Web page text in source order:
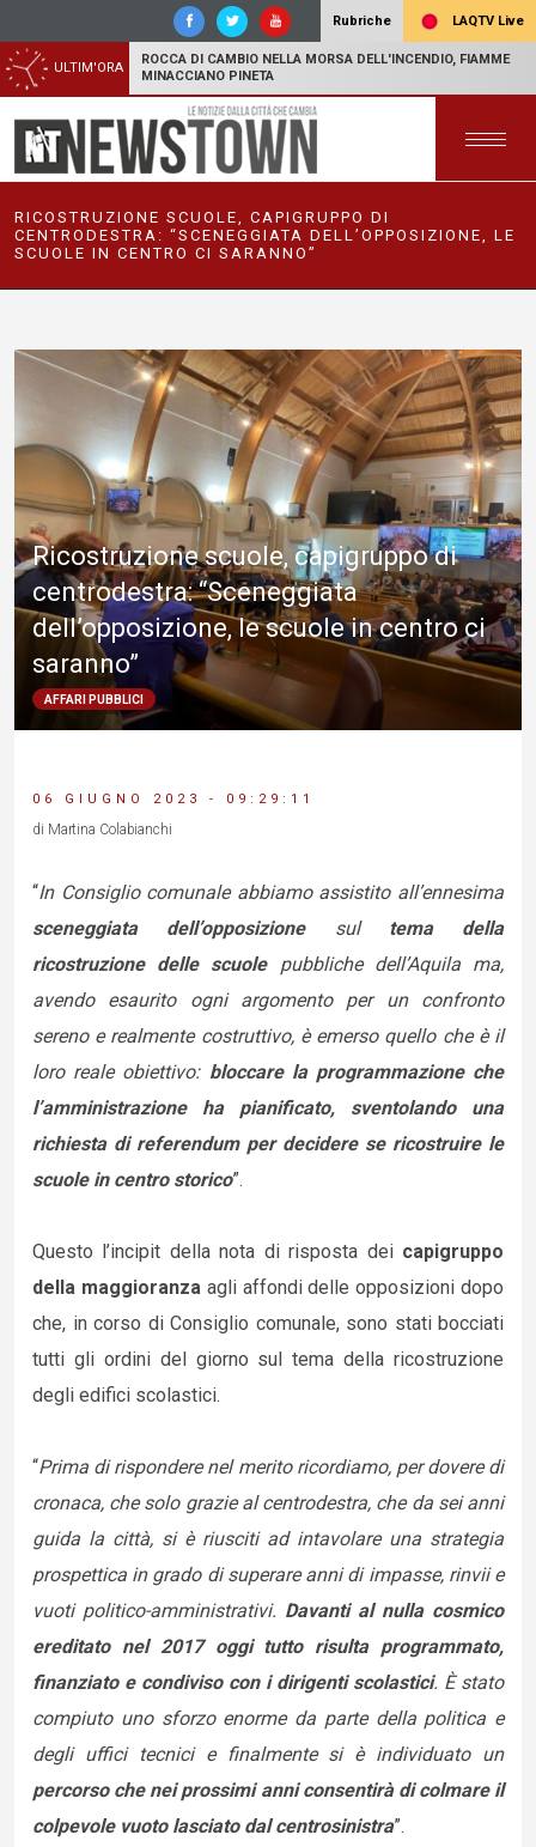
Rubriche LAQTV Live
ULTIM'ORA
ROCCA DI CAMBIO NELLA MORSA DELL'INCENDIO, FIAMME
MINACCIANO PINETA
RICOSTRUZIONE SCUOLE, CAPIGRUPPO DI
CENTRODESTRA: “SCENEGGIATA DELL’OPPOSIZIONE, LE
SCUOLE IN CENTRO CI SARANNO”
Ricostruzione scuole, capigruppo di
centrodestra: “Sceneggiata
dell’opposizione, le scuole in centro ci
saranno”
AFFARI PUBBLICI
06 GIUGNO 2023 - 09:29:11
di Martina Colabianchi
“In Consiglio comunale abbiamo assistito all’ennesima
sceneggiata dell’opposizionesul tema della
ricostruzione delle scuolepubbliche dell’Aquila ma,
avendo esaurito ogni argomento per un confronto
sereno e realmente costruttivo, è emerso quello che è il
loro reale obiettivo: bloccare la programmazione che
l’amministrazione ha pianificato, sventolando una
richiesta di referendum per decidere se ricostruire le
scuole in centro storico”.
Questo l’incipit della nota di risposta dei capigruppo
della maggioranzaagli affondi delle opposizioni dopo
che, in corso di Consiglio comunale, sono stati bocciati
tutti gli ordini del giorno sul tema della ricostruzione
degli edifici scolastici.
“Prima di rispondere nel merito ricordiamo, per dovere di
cronaca, che solo grazie al centrodestra, che da sei anni
guida la città, si è riusciti ad intavolare una strategia
prospettica in grado di superare anni di impasse, rinvii e
vuoti politico-amministrativi. Davanti al nulla cosmico
ereditato nel 2017 oggi tutto risulta programmato,
finanziato e condiviso con i dirigenti scolastici. È stato
compiuto uno sforzo enorme da parte della politica e
degli uffici tecnici e finalmente si è individuato un
percorso che nei prossimi anni consentirà di colmare il
colpevole vuoto lasciato dal centrosinistra”.